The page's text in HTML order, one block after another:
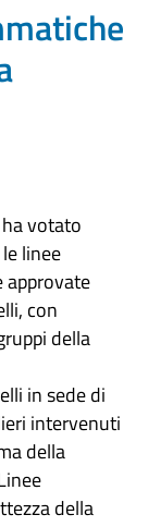
votato
linee
approvate
con
della
in sede di
intervenuti
della
della